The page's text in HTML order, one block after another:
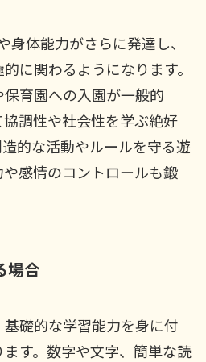
身体能力がさらに発達し、
に関わるようになります。
育園への入園が一般的
調性や社会性を学ぶ絶好
的な活動やルールを守る遊
感情のコントロールも鍛
場合
礎的な学習能力を身に付
す。数字や文字、簡単な読